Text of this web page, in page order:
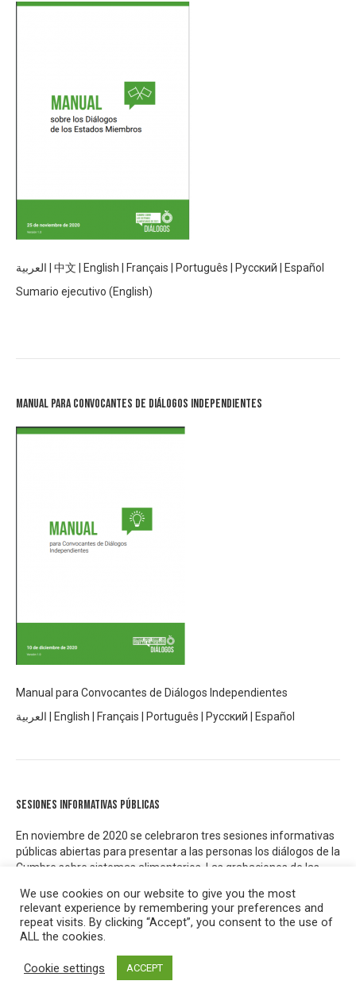
العربية 中文 English Français Português Русский
Español
Sumario ejecutivo (English)
Manual para Convocantes de Diálogos Independientes
Manual para Convocantes de Diálogos Independientes
العربية
English Français Português Русский Español
Sesiones informativas públicas
En noviembre de 2020 se celebraron tres sesiones informativas
públicas abiertas para presentar a las personas los diálogos de la
Cumbre sobre sistemas alimentarios. Las grabaciones de las
la Cumbre de sistemas alimentarios aquí.
We use cookies on our website to give you the most
relevant experience by remembering your preferences and
repeat visits. By clicking “Accept”, you consent to the use of
ALL the cookies.
Cookie settings ACCEPT